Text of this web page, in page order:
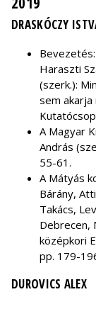
DRASKÓCZY
Haraszti
(szerk.):
sem
A Magyar
András
55-61.
A Mátyás
Bárány,
Takács,
Debrecen,
középkori
pp. 179-
DUROVICS ALEX